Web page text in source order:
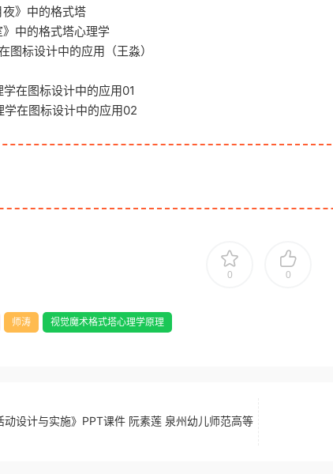
》中的格式塔
中的格式塔心理学
图标设计中的应用（王淼）
在图标设计中的应用01
学在图标设计中的应用02
0 0
师涛 视觉魔术格式塔心理学原理
动设计与实施》PPT课件 阮素莲 泉州幼儿师范高等